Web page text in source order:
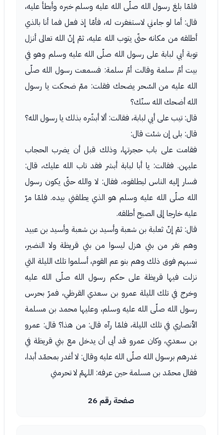
فلمّا بلغ رسول الله صلّى الله عليه وسلم خبره وأبطأ عليه،
قال: أما لو جاءني لاستغفرت له، فأمّا إذ فعل فما أنا بالذي
أطلقه من مكانه حتّى يتوب الله عليه، ثمّ إنّ الله تعالى أنزل
توبة أبي لبابة على رسول الله صلّى الله عليه وسلم وهو في
بيت أمّ سلمة وقالت أمّ سلمة: فسمعت رسول الله صلّى
الله عليه من السّحر يضحك فقلت: ممّ ضحكت يا رسول
الله أضحك الله سنّك؟
قال: تيب على أبي لبابة، فقالت: ألا أبشّره بذلك يا رسول الله؟
قال: بلى إن شئت قال:
فقامت على باب حجرتها، وذلك قبل أن يضرب الحجاب
عليهن. فقالت: يا أبا لبابة أبشر فقد تاب الله عليك، قال:
فسار إليه الناس ليطلقوه، فقال: لا والله حتّى يكون رسول
الله صلّى الله عليه وسلم هو الذي يطلقني بيده. فلمّا مرّ
عليه خارجا إلى الصبح أطلقه.
قال: ثمّ إنّ ثعلبة بن شعبة وأسيد بن شعبة وأسيد بن عبيد
وهم نفر من بني هزل ليسوا من بني قريظة ولا النضير،
نسبهم فوق ذلك وهم بنو عم القوم، أسلموا تلك الليلة التي
نزلت فيها قريظة على حكم رسول الله صلّى الله عليه
وخرج في تلك الليلة عمرو بن سعدي القرظي، فمرّ بحرس
رسول الله صلّى الله عليه وسلم، وعليها محمد بن مسلمة
الأنصاري في تلك الليلة، فلمّا رآه قال: من هذا؟ قال: عمرو
بن سعدي، وكان عمرو قد أبى أن يدخل مع بني قريظة في
غدرهم برسول الله صلّى الله عليه وقال: لا أغدر بمحمّد أبدا،
فقال محمّد بن مسلمة حين عرفه: اللهمّ لا تحرمني
صفحة رقم 26